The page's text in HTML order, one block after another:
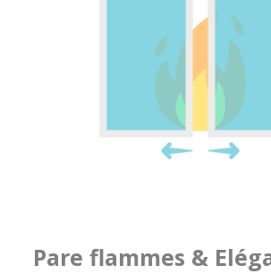
Pare flammes &